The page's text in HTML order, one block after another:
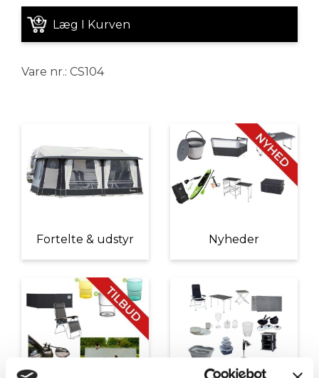
Læg I Kurven
Vare nr.: CS104
Fortelte & udstyr Nyheder